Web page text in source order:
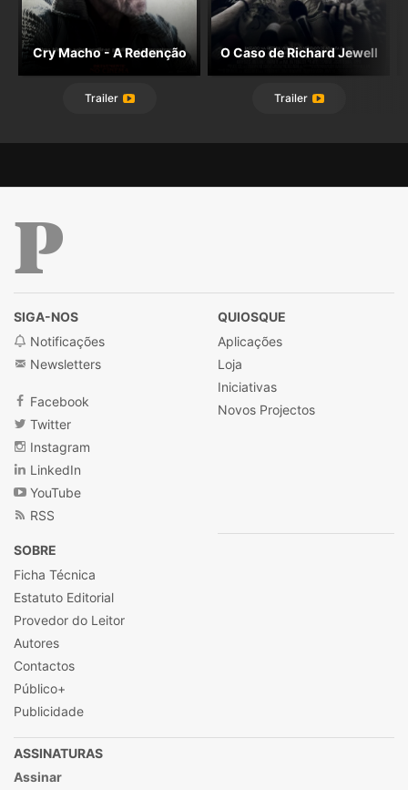
Cry Macho - A Redenção
Trailer
O Caso de Richard Jewell
Trailer
SIGA-NOS
Notificações
Newsletters
Facebook
Twitter
Instagram
LinkedIn
YouTube
RSS
QUIOSQUE
Aplicações
Loja
Iniciativas
Novos Projectos
SOBRE
Ficha Técnica
Estatuto Editorial
Provedor do Leitor
Autores
Contactos
Público+
Publicidade
ASSINATURAS
Assinar